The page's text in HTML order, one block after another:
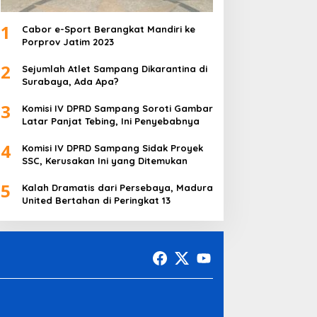
1
Cabor e-Sport Berangkat Mandiri ke
Porprov Jatim 2023
2
Sejumlah Atlet Sampang Dikarantina di
Surabaya, Ada Apa?
3
Komisi IV DPRD Sampang Soroti Gambar
Latar Panjat Tebing, Ini Penyebabnya
4
Komisi IV DPRD Sampang Sidak Proyek
SSC, Kerusakan Ini yang Ditemukan
5
Kalah Dramatis dari Persebaya, Madura
United Bertahan di Peringkat 13